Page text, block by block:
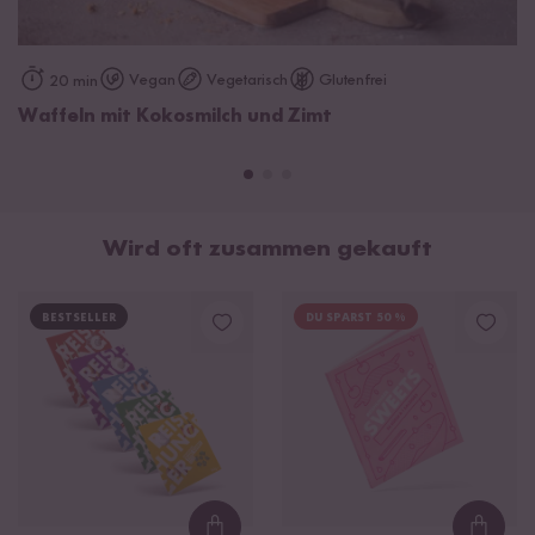
20 min Vegan Vegetarisch Glutenfrei
Waffeln mit Kokosmilch und Zimt
Wird oft zusammen gekauft
BESTSELLER DU SPARST 50 %